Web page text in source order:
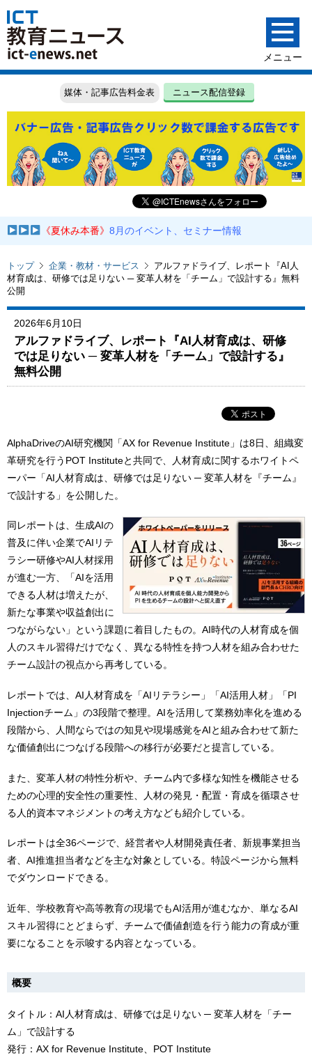
媒体・記事広告料金表 ニュース配信登録
《夏休み本番》8月のイベント、セミナー情報
トップ 企業・教材・サービス
アルファドライブ、レポート『AI人
材育成は、研修では足りない ─ 変革人材を「チーム」で設計する』無料
公開
2026年6月10日
アルファドライブ、レポート『AI人材育成は、研修
では足りない ─ 変革人材を「チーム」で設計する』
無料公開
AlphaDriveのAI研究機関「AX for Revenue Institute」は8日、組織変
革研究を行うPOT Instituteと共同で、人材育成に関するホワイトペ
ーパー「AI人材育成は、研修では足りない ─ 変革人材を『チーム』
で設計する」を公開した。
同レポートは、生成AIの
普及に伴い企業でAIリテ
ラシー研修やAI人材採用
が進む一方、「AIを活用
できる人材は増えたが、
新たな事業や収益創出に
つながらない」という課題に着目したもの。AI時代の人材育成を個
人のスキル習得だけでなく、異なる特性を持つ人材を組み合わせた
チーム設計の視点から再考している。
レポートでは、AI人材育成を「AIリテラシー」「AI活用人材」「PI
Injectionチーム」の3段階で整理。AIを活用して業務効率化を進める
段階から、人間ならではの知見や現場感覚をAIと組み合わせて新た
な価値創出につなげる段階への移行が必要だと提言している。
また、変革人材の特性分析や、チーム内で多様な知性を機能させる
ための心理的安全性の重要性、人材の発見・配置・育成を循環させ
る人的資本マネジメントの考え方なども紹介している。
レポートは全36ページで、経営者や人材開発責任者、新規事業担当
者、AI推進担当者などを主な対象としている。特設ページから無料
でダウンロードできる。
近年、学校教育や高等教育の現場でもAI活用が進むなか、単なるAI
スキル習得にとどまらず、チームで価値創造を行う能力の育成が重
要になることを示唆する内容となっている。
概要
タイトル：AI人材育成は、研修では足りない ─ 変革人材を「チー
ム」で設計する
発行：AX for Revenue Institute、POT Institute